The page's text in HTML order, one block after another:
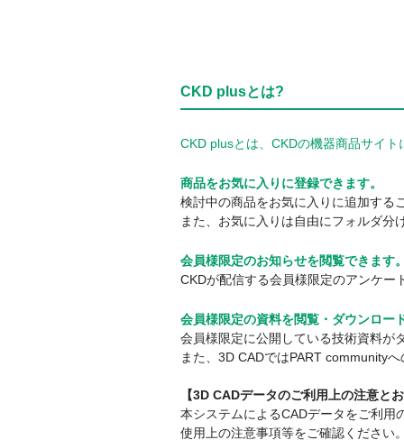
CKD plusとは?
CKD plusとは、CKDの機器商品サイ
商品をお気に入りに登録できます。
検討中の商品をお気に入りに追加する
また、お気に入りは自由にフォルダ
会員様限定のお知らせを閲覧できます
CKDが配信する会員様限定のアンケー
会員様限定の資料を閲覧・ダウンロー
会員様限定に公開している技術資料が
また、3D CADではPART community
【3D CADデータのご利用上の注意と
本システムによるCADデータをご利用
使用上の注意事項等をご確認ください